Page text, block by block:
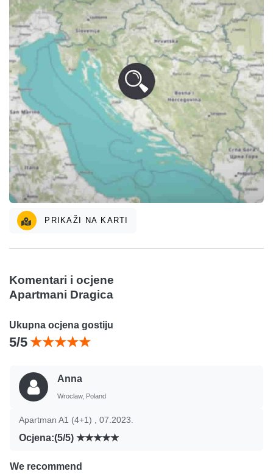
PRIKAŽI NA KARTI
Komentari i ocjene
Apartmani Dragica
Ukupna ocjena gostiju
5/5
Anna
Wroclaw, Poland
Apartman A1 (4+1) , 07.2023.
Ocjena:(5/5)
We recommend